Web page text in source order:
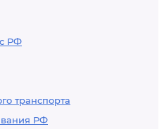
РФ
транспорта
РФ